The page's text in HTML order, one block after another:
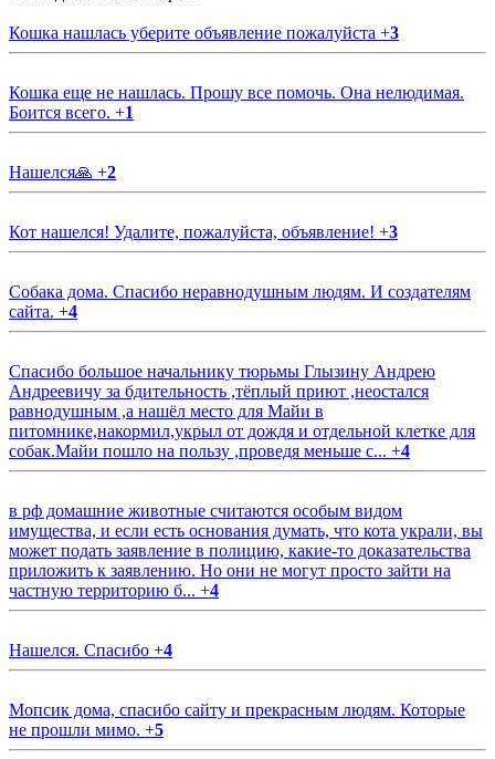
Кошка нашлась уберите объявление пожалуйста +3
Кошка еще не нашлась. Прошу все помочь. Она нелюдимая.
Боится всего. +1
Нашелся🙏 +2
Кот нашелся! Удалите, пожалуйста, объявление! +3
Собака дома. Спасибо неравнодушным людям. И создателям
сайта. +4
Спасибо большое начальнику тюрьмы Глызину Андрею
Андреевичу за бдительность ,тёплый приют ,неостался
равнодушным ,а нашёл место для Майи в
питомнике,накормил,укрыл от дождя и отдельной клетке для
собак.Майи пошло на пользу ,проведя меньше с... +4
в рф домашние животные считаются особым видом
имущества, и если есть основания думать, что кота украли, вы
может подать заявление в полицию, какие-то доказательства
приложить к заявлению. Но они не могут просто зайти на
частную территорию б... +4
Нашелся. Спасибо +4
Мопсик дома, спасибо сайту и прекрасным людям. Которые
не прошли мимо. +5